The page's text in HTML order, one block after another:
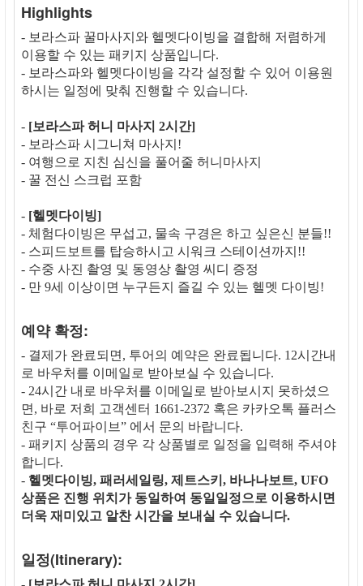
Highlights
- 보라스파 꿀마사지와 헬멧다이빙을 결합해 저렴하게
이용할 수 있는 패키지 상품입니다.
- 보라스파와 헬멧다이빙을 각각 설정할 수 있어 이용원
하시는 일정에 맞춰 진행할 수 있습니다.
- [보라스파 허니 마사지 2시간]
- 보라스파 시그니쳐 마사지!
- 여행으로 지친 심신을 풀어줄 허니마사지
- 꿀 전신 스크럽 포함
- [헬멧다이빙]
- 체험다이빙은 무섭고, 물속 구경은 하고 싶은신 분들!!
- 스피드보트를 탑승하시고 시워크 스테이션까지!!
- 수중 사진 촬영 및 동영상 촬영 씨디 증정
- 만 9세 이상이면 누구든지 즐길 수 있는 헬멧 다이빙!
예약 확정:
- 결제가 완료되면, 투어의 예약은 완료됩니다. 12시간내
로 바우처를 이메일로 받아보실 수 있습니다.
- 24시간 내로 바우처를 이메일로 받아보시지 못하셨으
면, 바로 저희 고객센터 1661-2372 혹은 카카오톡 플러스
친구 “투어파이브” 에서 문의 바랍니다.
- 패키지 상품의 경우 각 상품별로 일정을 입력해 주셔야
합니다.
- 헬멧다이빙, 패러세일링, 제트스키, 바나나보트, UFO
상품은 진행 위치가 동일하여 동일일정으로 이용하시면
더욱 재미있고 알찬 시간을 보내실 수 있습니다.
일정(Itinerary):